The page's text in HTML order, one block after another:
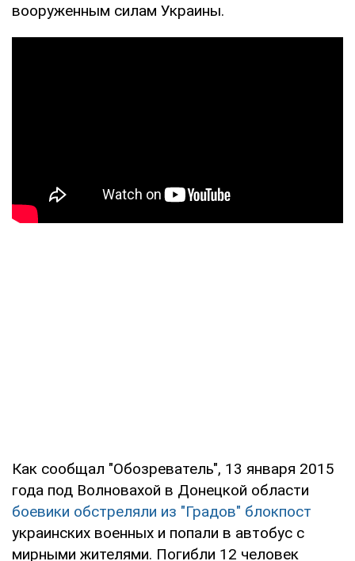
вооруженным силам Украины.
Как сообщал "Обозреватель", 13 января 2015
года под Волновахой в Донецкой области
боевики обстреляли из "Градов" блокпост
украинских военных и попали в автобус с
мирными жителями. Погибли 12 человек